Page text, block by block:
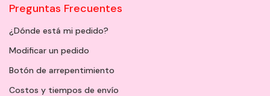
Preguntas Frecuentes
¿Dónde está mi pedido?
Modificar un pedido
Botón de arrepentimiento
Costos y tiempos de envío